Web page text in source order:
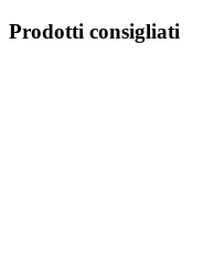
Prodotti consigliati